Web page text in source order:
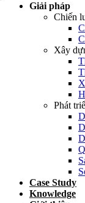
Giải pháp
Chiến
Xây
Phát
Case Study
Knowledge